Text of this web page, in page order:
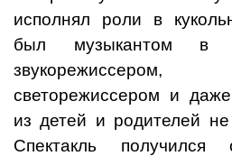
исполнял роли в
был музыкантом в
светорежиссером и
из детей и родителей
Спектакль